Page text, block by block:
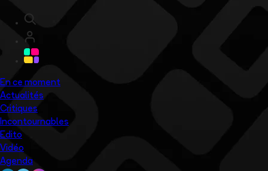
En ce moment
Actualités
Critiques
Incontournables
Edito
Vidéo
Agenda